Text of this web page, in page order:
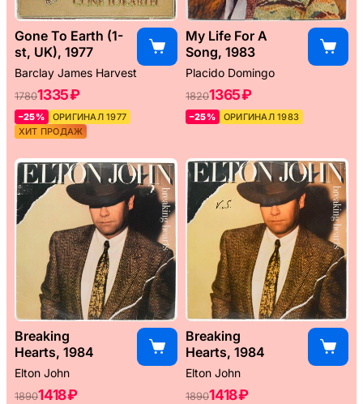
Gone To Earth (1-
st, UK), 1977
Barclay James Harvest
17801335 ₽
–25%
ОРИГИНАЛ 1977
ХИТ ПРОДАЖ
My Life For A
Song, 1983
Placido Domingo
18201365 ₽
–25% ОРИГИНАЛ 1983
Breaking
Hearts, 1984
Elton John
18901418 ₽
Breaking
Hearts, 1984
Elton John
18901418 ₽